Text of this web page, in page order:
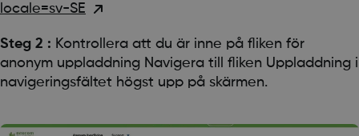
locale=sv-SE
Steg 2 : Kontrollera att du är inne på fliken för
anonym uppladdning Navigera till fliken Uppladdning i
navigeringsfältet högst upp på skärmen.